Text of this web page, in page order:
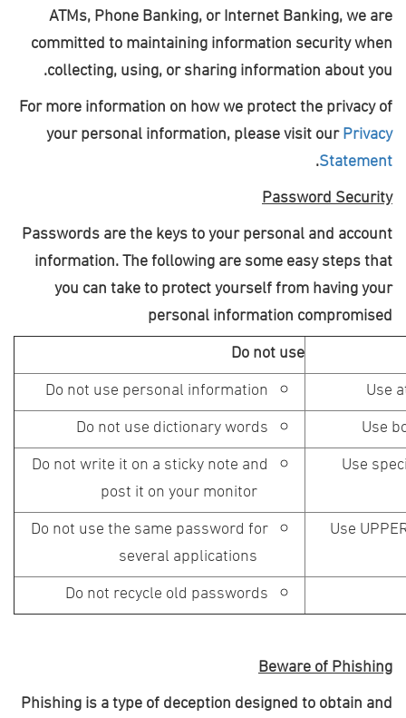
ATMs, Phone Banking, or Internet Banking, we are
committed to maintaining information security when
collecting, using, or sharing information about you
.
For more information on how we protect the privacy of
your personal information, please visit ourPrivacy
Statement
.
Password Security
Passwords are the keys to your personal and account
information. The following are some easy steps that
you can take to protect yourself from having your
personal information compromised
Do not use
Do not use personal information
Do not use dictionary words
Use
Do not write it on a sticky note and
Use
Do not use the same password for
Do not recycle old passwords
Beware of Phishing
Phishing is a type of deception designed to obtain and